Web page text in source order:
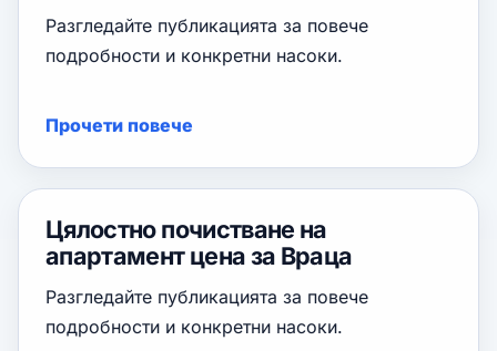
Разгледайте публикацията за повече
подробности и конкретни насоки.
Прочети повече
Цялостно почистване на
апартамент цена за Враца
Разгледайте публикацията за повече
подробности и конкретни насоки.